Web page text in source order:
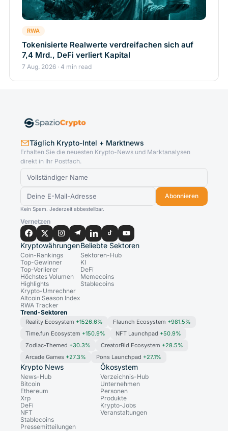
RWA
Tokenisierte Realwerte verdreifachen sich auf
7,4 Mrd., DeFi verliert Kapital
7 Aug. 2026 · 4 min read
Täglich Krypto-Intel + Marktnews
Erhalten Sie die neuesten Krypto-News und Marktanalysen
direkt in Ihr Postfach.
Abonnieren
Kein Spam. Jederzeit abbestellbar.
Vernetzen
Kryptowährungen
Coin-Rankings
Top-Gewinner
Top-Verlierer
Höchstes Volumen
Highlights
Krypto-Umrechner
Altcoin Season Index
RWA Tracker
Beliebte Sektoren
Sektoren-Hub
KI
DeFi
Memecoins
Stablecoins
Trend-Sektoren
Reality Ecosystem +1526.6% Flaunch Ecosystem +981.5%
Time.fun Ecosystem +150.9% NFT Launchpad +50.9%
Zodiac-Themed +30.3% CreatorBid Ecosystem +28.5%
Arcade Games +27.3% Pons Launchpad +27.1%
Krypto News
News-Hub
Bitcoin
Ethereum
Xrp
DeFi
NFT
Stablecoins
Pressemitteilungen
Ökosystem
Verzeichnis-Hub
Unternehmen
Personen
Produkte
Krypto-Jobs
Veranstaltungen